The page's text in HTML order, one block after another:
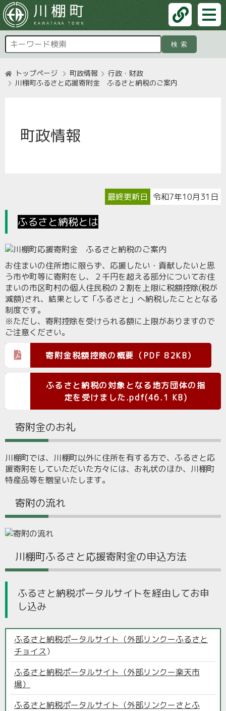
検索
トップページ 町政情報
行政・財政
川棚町ふるさと応援寄附金 ふるさと納税のご案内
町政情報
最終更新日 令和7年10月31日
ふるさと納税とは
お住まいの住所地に限らず、応援したい・貢献したいと思
う市や町等に寄附をし、２千円を超える部分についてお住
まいの市区町村の個人住民税の２割を上限に税額控除(税が
減額)され、結果として「ふるさと」へ納税したこととなる
制度です。
※ただし、寄附控除を受けられる額に上限がありますので
ご注意ください。
寄附金税額控除の概要（PDF 82KB）
ふるさと納税の対象となる地方団体の指
定を受けました.pdf(46.1 KB)
寄附金のお礼
川棚町では、川棚町以外に住所を有する方で、ふるさと応
援寄附をしていただいた方々には、お礼状のほか、川棚町
特産品等を贈呈いたします。
寄附の流れ
川棚町ふるさと応援寄附金の申込方法
ふるさと納税ポータルサイトを経由してお申
し込み
ふるさと納税ポータルサイト（外部リンクーふるさと
チョイス）
ふるさと納税ポータルサイト（外部リンクー楽天市
場）
ふるさと納税ポータルサイト（外部リンクーさとふ